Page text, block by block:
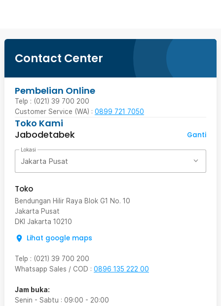
Contact Center
Pembelian Online
Telp : (021) 39 700 200
Customer Service (WA) : 0899 721 7050
Toko Kami
Jabodetabek
Ganti
Lokasi
Jakarta Pusat
Toko
Bendungan Hilir Raya Blok G1 No. 10
Jakarta Pusat
DKI Jakarta 10210
Lihat google maps
Telp : (021) 39 700 200
Whatsapp Sales / COD : 0896 135 222 00
Jam buka:
Senin - Sabtu : 09:00 - 20:00